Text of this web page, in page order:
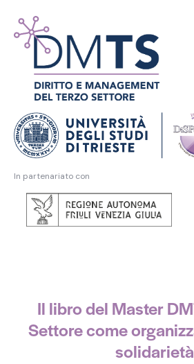
In partenariato con
Il libro del Master
Settore come
solidarietà